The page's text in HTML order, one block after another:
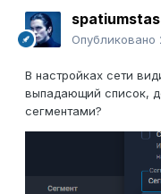
spatiumstas
Опубликовано
В настройках сети
выпадающий список,
сегментами?